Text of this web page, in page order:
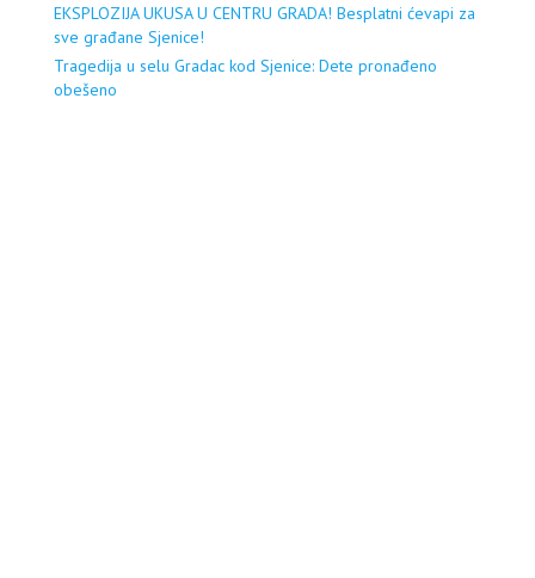
EKSPLOZIJA UKUSA U CENTRU GRADA! Besplatni ćevapi za
sve građane Sjenice!
Tragedija u selu Gradac kod Sjenice: Dete pronađeno
obešeno